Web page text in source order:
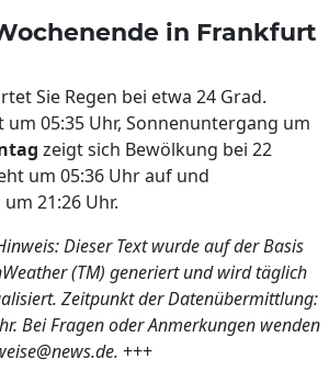
in Frankfurt
Sie Regen bei etwa 24 Grad.
05:35 Uhr, Sonnenuntergang um
zeigt sich Bewölkung bei 22
um 05:36 Uhr auf und
21:26 Uhr.
Dieser Text wurde auf der Basis
(TM) generiert und wird täglich
Zeitpunkt der Datenübermittlung:
Bei Fragen oder Anmerkungen wenden
+++